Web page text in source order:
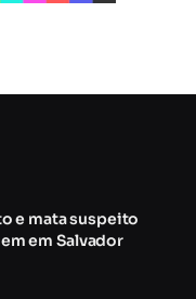
e mata suspeito
em Salvador